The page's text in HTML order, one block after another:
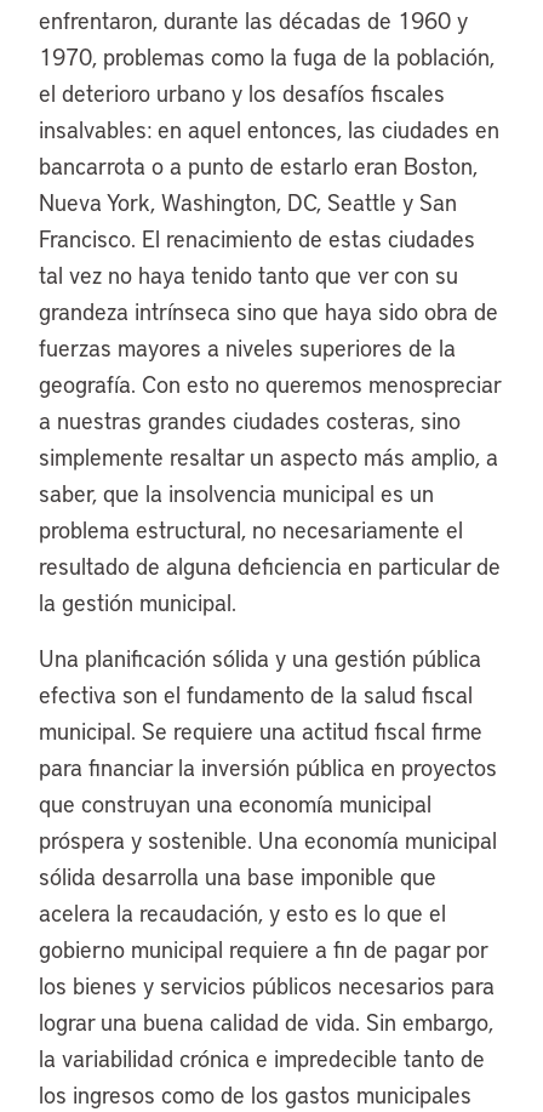
enfrentaron, durante las décadas de 1960 y
1970, problemas como la fuga de la población,
el deterioro urbano y los desafíos fiscales
insalvables: en aquel entonces, las ciudades en
bancarrota o a punto de estarlo eran Boston,
Nueva York, Washington, DC, Seattle y San
Francisco. El renacimiento de estas ciudades
tal vez no haya tenido tanto que ver con su
grandeza intrínseca sino que haya sido obra de
fuerzas mayores a niveles superiores de la
geografía. Con esto no queremos menospreciar
a nuestras grandes ciudades costeras, sino
simplemente resaltar un aspecto más amplio, a
saber, que la insolvencia municipal es un
problema estructural, no necesariamente el
resultado de alguna deficiencia en particular de
la gestión municipal.
Una planificación sólida y una gestión pública
efectiva son el fundamento de la salud fiscal
municipal. Se requiere una actitud fiscal firme
para financiar la inversión pública en proyectos
que construyan una economía municipal
próspera y sostenible. Una economía municipal
sólida desarrolla una base imponible que
acelera la recaudación, y esto es lo que el
gobierno municipal requiere a fin de pagar por
los bienes y servicios públicos necesarios para
lograr una buena calidad de vida. Sin embargo,
la variabilidad crónica e impredecible tanto de
los ingresos como de los gastos municipales